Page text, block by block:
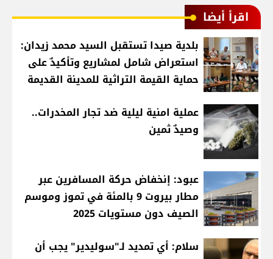
اقرأ أيضا
بلدية صيدا تستقبل السيد محمد زيدان:
استعراض شامل لمشاريع وتأكيدٌ على
حماية القيمة التراثية للمدينة القديمة
عملية امنية ليلية ضد تجار المخدرات..
وصيدٌ ثمين
عبود: إنخفاض حركة المسافرين عبر
مطار بيروت 9 بالمئة في تموز وموسم
الصيف دون مستويات 2025
سلام: أي تمديد لـ"سوليدير" يجب أن